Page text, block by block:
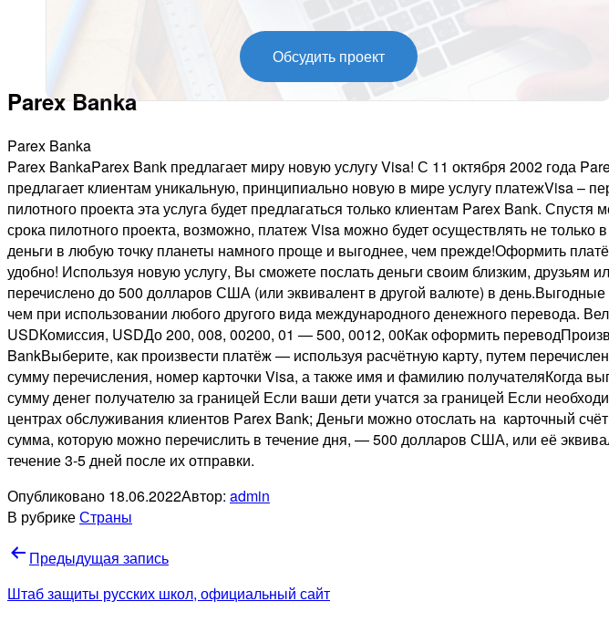
Обсудить проект
Parex Banka
Parex Banka
Parex BankaParex Bank предлагает миру новую услугу Visa! С 11 октября 2002 года
предлагает клиентам уникальную, принципиально новую в мире услугу платежVisa –
пилотного проекта эта услуга будет предлагаться только клиентам Parex Bank.
срока пилотного проекта, возможно, платеж Visa можно будет осуществлять не
деньги в любую точку планеты намного проще и выгоднее, чем прежде!Оформить
удобно! Используя новую услугу, Вы сможете послать деньги своим близким,
перечислено до 500 долларов США (или эквивалент в другой валюте) в
чем при использовании любого другого вида международного денежного перевода.
USDКомиссия, USDДо 200, 008, 00200, 01 — 500, 0012, 00Как оформить
BankВыберите, как произвести платёж — используя расчётную карту, путем
сумму перечисления, номер карточки Visa, а также имя и фамилию получателяКогда
сумму денег получателю за границей Если ваши дети учатся за границей Если
центрах обслуживания клиентов Parex Bank; Деньги можно отослать на карточный
сумма, которую можно перечислить в течение дня, — 500 долларов США, или её
течение 3-5 дней после их отправки.
Опубликовано 18.06.2022Автор: admin
В рубрикеСтраны
Навигация
по
Предыдущая запись
Штаб защиты русских школ, официальный сайт